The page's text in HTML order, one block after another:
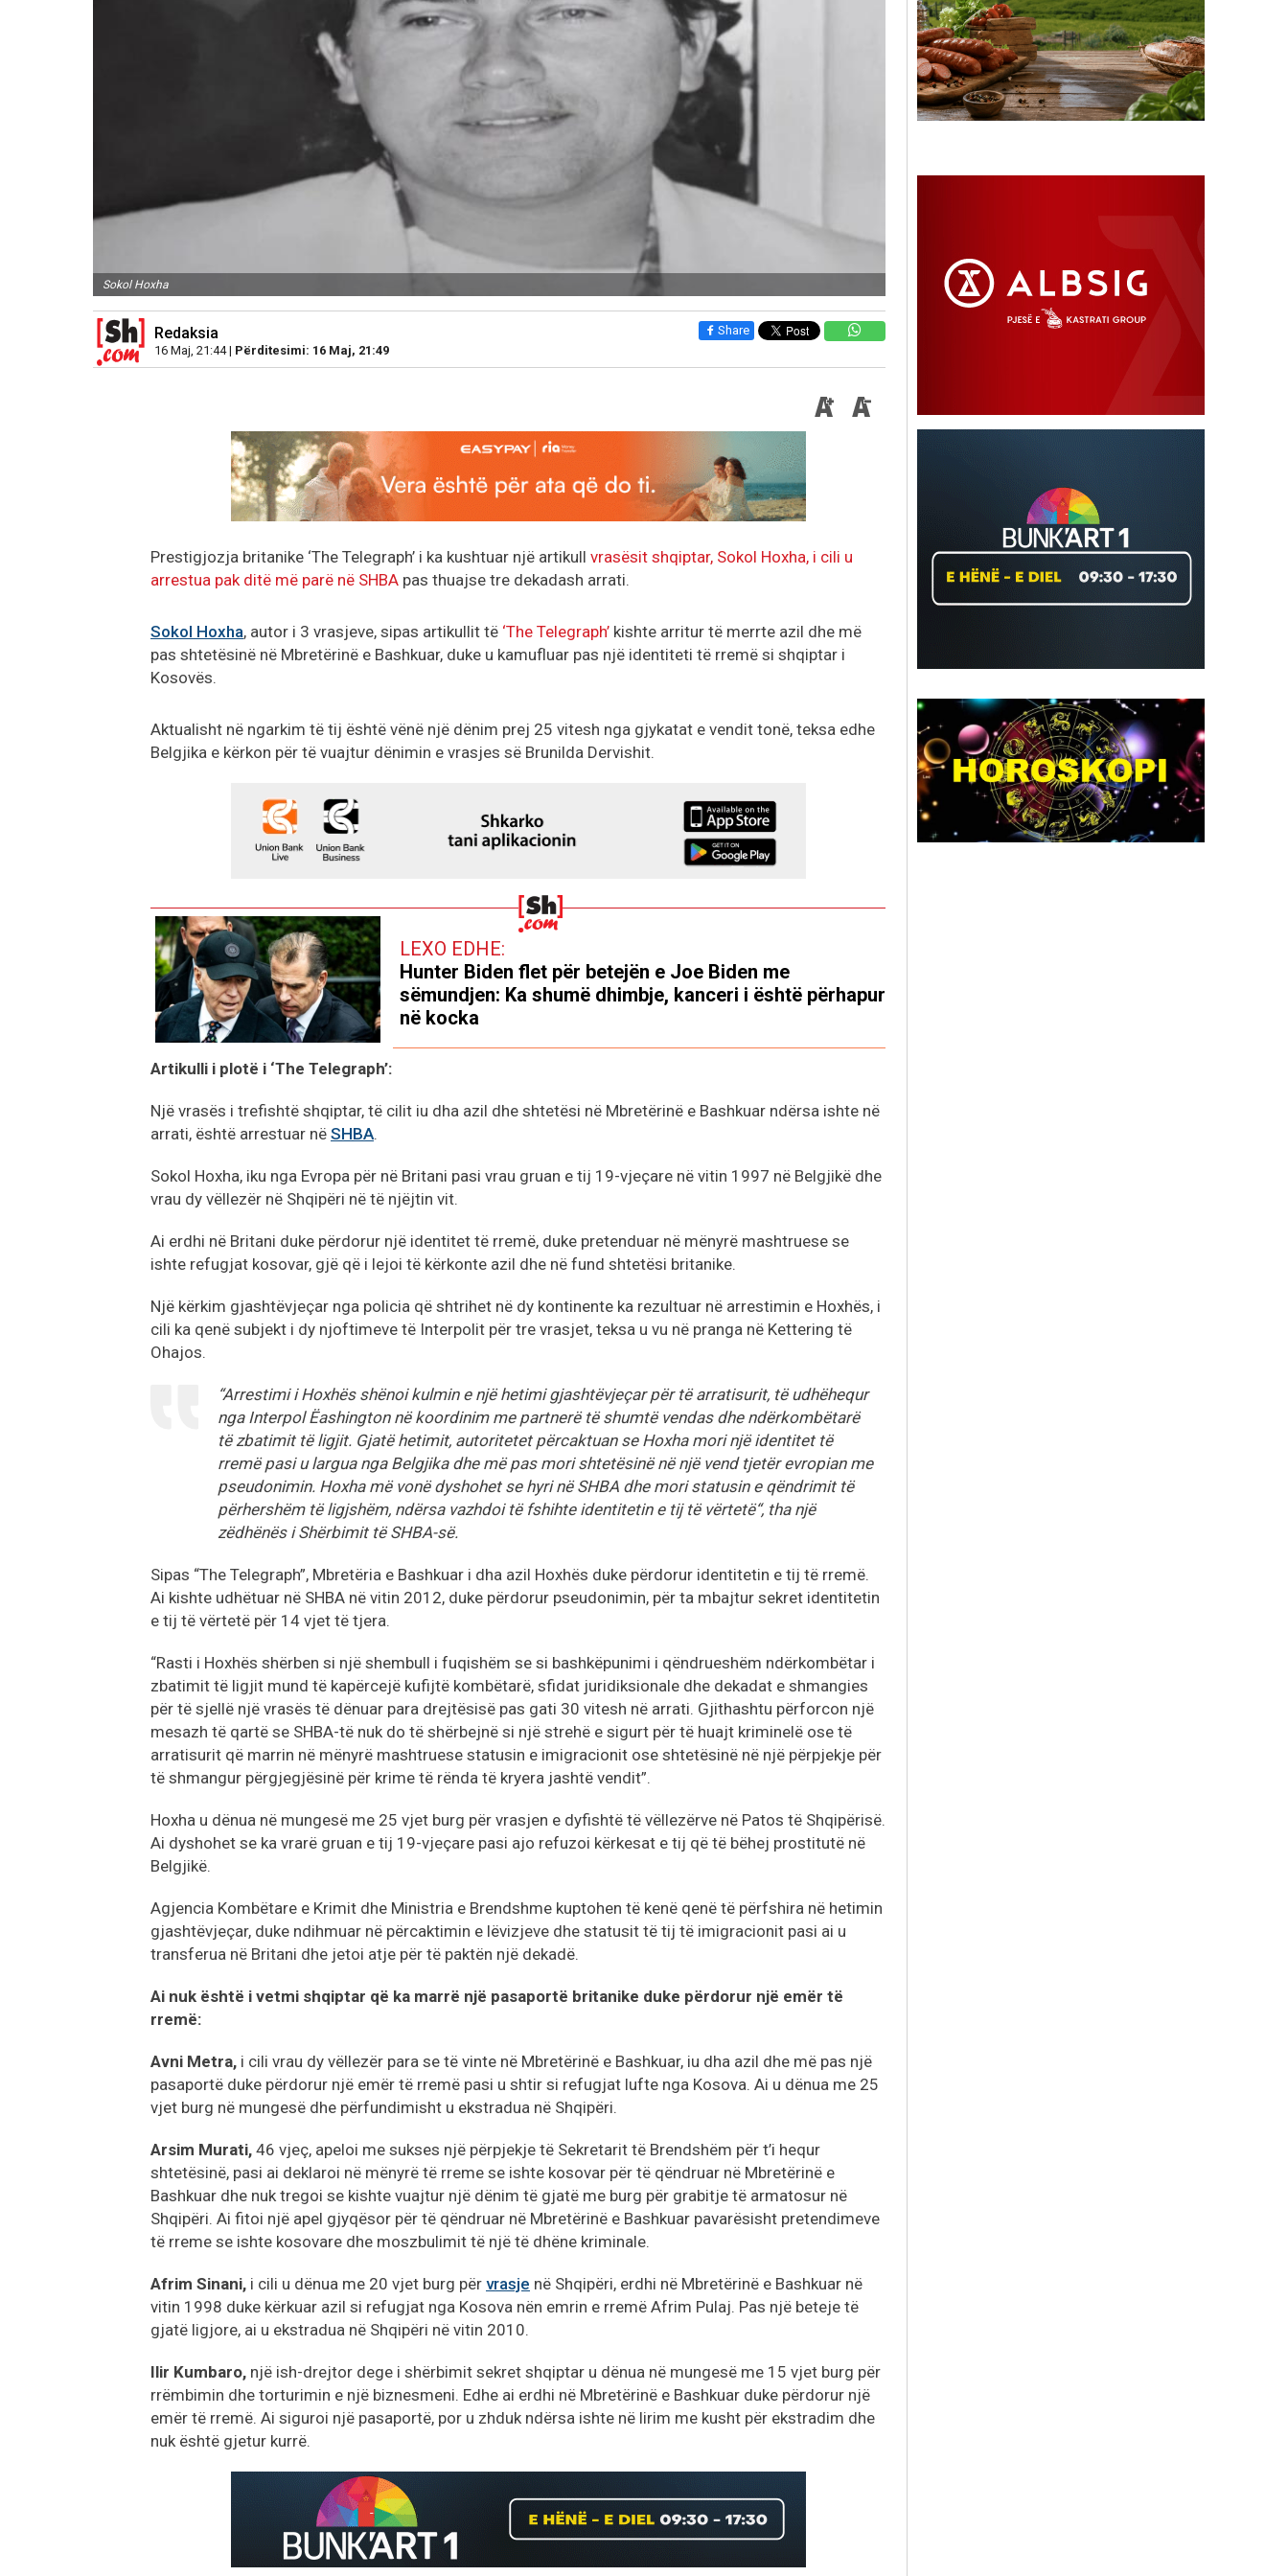
Sokol Hoxha
Redaksia
16 Maj, 21:44 | Përditesimi: 16 Maj, 21:49
Share
Prestigjozja britanike ‘The Telegraph’ i ka kushtuar një artikull vrasësit shqiptar, Sokol Hoxha, i cili u
arrestua pak ditë më parë në SHBA pas thuajse tre dekadash arrati.
Sokol Hoxha, autor i 3 vrasjeve, sipas artikullit të ‘The Telegraph’ kishte arritur të merrte azil dhe më
pas shtetësinë në Mbretërinë e Bashkuar, duke u kamufluar pas një identiteti të rremë si shqiptar i
Kosovës.
Aktualisht në ngarkim të tij është vënë një dënim prej 25 vitesh nga gjykatat e vendit tonë, teksa edhe
Belgjika e kërkon për të vuajtur dënimin e vrasjes së Brunilda Dervishit.
LEXO EDHE:
Hunter Biden flet për betejën e Joe Biden me
sëmundjen: Ka shumë dhimbje, kanceri i është përhapur
në kocka
Artikulli i plotë i ‘The Telegraph’:
Një vrasës i trefishtë shqiptar, të cilit iu dha azil dhe shtetësi në Mbretërinë e Bashkuar ndërsa ishte në
arrati, është arrestuar në SHBA.
Sokol Hoxha, iku nga Evropa për në Britani pasi vrau gruan e tij 19-vjeçare në vitin 1997 në Belgjikë dhe
vrau dy vëllezër në Shqipëri në të njëjtin vit.
Ai erdhi në Britani duke përdorur një identitet të rremë, duke pretenduar në mënyrë mashtruese se
ishte refugjat kosovar, gjë që i lejoi të kërkonte azil dhe në fund shtetësi britanike.
Një kërkim gjashtëvjeçar nga policia që shtrihet në dy kontinente ka rezultuar në arrestimin e Hoxhës, i
cili ka qenë subjekt i dy njoftimeve të Interpolit për tre vrasjet, teksa u vu në pranga në Kettering të
Ohajos.
“Arrestimi i Hoxhës shënoi kulmin e një hetimi gjashtëvjeçar për të arratisurit, të udhëhequr
nga Interpol Ëashington në koordinim me partnerë të shumtë vendas dhe ndërkombëtarë
të zbatimit të ligjit. Gjatë hetimit, autoritetet përcaktuan se Hoxha mori një identitet të
rremë pasi u largua nga Belgjika dhe më pas mori shtetësinë në një vend tjetër evropian me
pseudonimin. Hoxha më vonë dyshohet se hyri në SHBA dhe mori statusin e qëndrimit të
përhershëm të ligjshëm, ndërsa vazhdoi të fshihte identitetin e tij të vërtetë“, tha një
zëdhënës i Shërbimit të SHBA-së.
Sipas “The Telegraph”, Mbretëria e Bashkuar i dha azil Hoxhës duke përdorur identitetin e tij të rremë.
Ai kishte udhëtuar në SHBA në vitin 2012, duke përdorur pseudonimin, për ta mbajtur sekret identitetin
e tij të vërtetë për 14 vjet të tjera.
“Rasti i Hoxhës shërben si një shembull i fuqishëm se si bashkëpunimi i qëndrueshëm ndërkombëtar i
zbatimit të ligjit mund të kapërcejë kufijtë kombëtarë, sfidat juridiksionale dhe dekadat e shmangies
për të sjellë një vrasës të dënuar para drejtësisë pas gati 30 vitesh në arrati. Gjithashtu përforcon një
mesazh të qartë se SHBA-të nuk do të shërbejnë si një strehë e sigurt për të huajt kriminelë ose të
arratisurit që marrin në mënyrë mashtruese statusin e imigracionit ose shtetësinë në një përpjekje për
të shmangur përgjegjësinë për krime të rënda të kryera jashtë vendit”.
Hoxha u dënua në mungesë me 25 vjet burg për vrasjen e dyfishtë të vëllezërve në Patos të Shqipërisë.
Ai dyshohet se ka vrarë gruan e tij 19-vjeçare pasi ajo refuzoi kërkesat e tij që të bëhej prostitutë në
Belgjikë.
Agjencia Kombëtare e Krimit dhe Ministria e Brendshme kuptohen të kenë qenë të përfshira në hetimin
gjashtëvjeçar, duke ndihmuar në përcaktimin e lëvizjeve dhe statusit të tij të imigracionit pasi ai u
transferua në Britani dhe jetoi atje për të paktën një dekadë.
Ai nuk është i vetmi shqiptar që ka marrë një pasaportë britanike duke përdorur një emër të
rremë:
Avni Metra, i cili vrau dy vëllezër para se të vinte në Mbretërinë e Bashkuar, iu dha azil dhe më pas një
pasaportë duke përdorur një emër të rremë pasi u shtir si refugjat lufte nga Kosova. Ai u dënua me 25
vjet burg në mungesë dhe përfundimisht u ekstradua në Shqipëri.
Arsim Murati, 46 vjeç, apeloi me sukses një përpjekje të Sekretarit të Brendshëm për t’i hequr
shtetësinë, pasi ai deklaroi në mënyrë të rreme se ishte kosovar për të qëndruar në Mbretërinë e
Bashkuar dhe nuk tregoi se kishte vuajtur një dënim të gjatë me burg për grabitje të armatosur në
Shqipëri. Ai fitoi një apel gjyqësor për të qëndruar në Mbretërinë e Bashkuar pavarësisht pretendimeve
të rreme se ishte kosovare dhe moszbulimit të një të dhëne kriminale.
Afrim Sinani, i cili u dënua me 20 vjet burg për vrasje në Shqipëri, erdhi në Mbretërinë e Bashkuar në
vitin 1998 duke kërkuar azil si refugjat nga Kosova nën emrin e rremë Afrim Pulaj. Pas një beteje të
gjatë ligjore, ai u ekstradua në Shqipëri në vitin 2010.
Ilir Kumbaro, një ish-drejtor dege i shërbimit sekret shqiptar u dënua në mungesë me 15 vjet burg për
rrëmbimin dhe torturimin e një biznesmeni. Edhe ai erdhi në Mbretërinë e Bashkuar duke përdorur një
emër të rremë. Ai siguroi një pasaportë, por u zhduk ndërsa ishte në lirim me kusht për ekstradim dhe
nuk është gjetur kurrë.